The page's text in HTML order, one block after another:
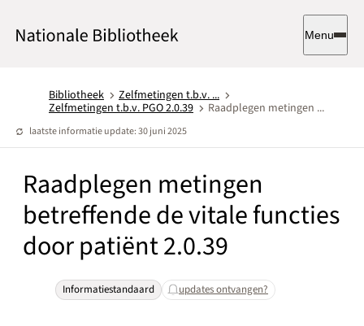
Menu
Bibliotheek
Zelfmetingen t.b.v. ...
Zelfmetingen t.b.v. PGO 2.0.39
Raadplegen metingen ...
laatste informatie update: 30 juni 2025
Raadplegen metingen
betreffende de vitale functies
door patiënt 2.0.39
Informatiestandaard updates ontvangen?